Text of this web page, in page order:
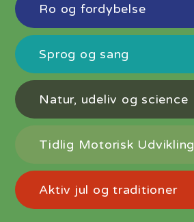
Ro og fordybelse
Sprog og sang
Natur, udeliv og science
Tidlig Motorisk Udvikling
Aktiv jul og traditioner